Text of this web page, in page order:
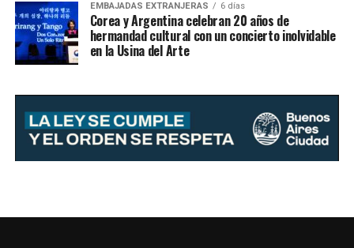
EMBAJADAS EXTRANJERAS 6 días
Corea y Argentina celebran 20 años de
hermandad cultural con un concierto inolvidable
en la Usina del Arte